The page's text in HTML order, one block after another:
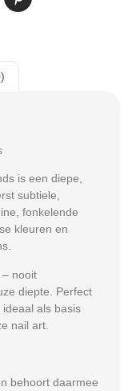
is een diepe,
subtiele,
fonkelende
kleuren en
nooit
diepte. Perfect
ideaal als basis
nail art.
behoort daarmee